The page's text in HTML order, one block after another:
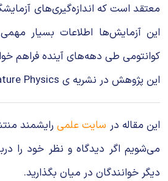
معتقد است که اندازه‌گیری‌های
این آزمایش‌ها اطلاعات بسیار
کوانتومی طی دهه‌های آینده فراهم
این پژوهش در نشریه ی Nature Physics منتشر شده است.
این مقاله در سایت علمیرایشمند
می‌شویم اگر دیدگاه و نظر خود را
دیگر خوانندگان در میان بگذارید.